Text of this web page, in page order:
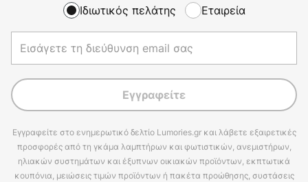
Ιδιωτικός πελάτης Εταιρεία
Εγγραφείτε
Εγγραφείτε στο ενημερωτικό δελτίο Lumories.gr και λάβετε εξαιρετικές
προσφορές από τη γκάμα λαμπτήρων και φωτιστικών, ανεμιστήρων,
ηλιακών συστημάτων και έξυπνων οικιακών προϊόντων, εκπτωτικά
κουπόνια, μειώσεις τιμών προϊόντων ή πακέτα προώθησης, συστάσεις